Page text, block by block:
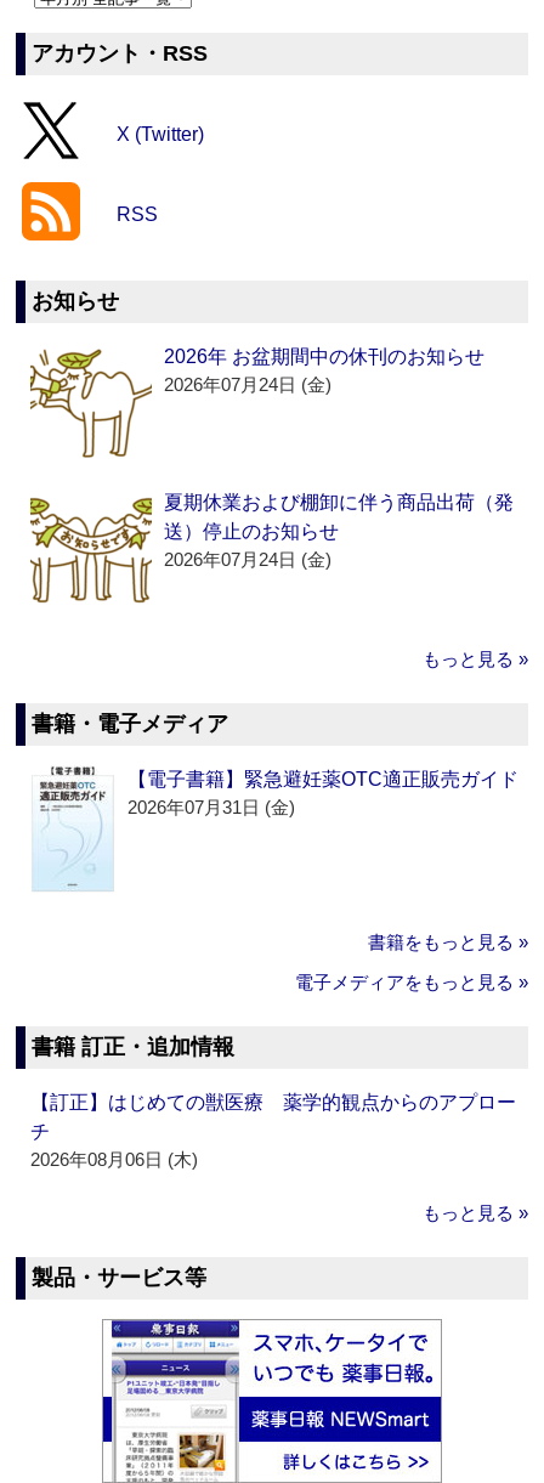
アカウント・RSS
X (Twitter)
RSS
お知らせ
2026年 お盆期間中の休刊のお知らせ
2026年07月24日 (金)
夏期休業および棚卸に伴う商品出荷（発
送）停止のお知らせ
2026年07月24日 (金)
もっと見る »
書籍・電子メディア
【電子書籍】緊急避妊薬OTC適正販売ガイド
2026年07月31日 (金)
書籍をもっと見る »
電子メディアをもっと見る »
書籍 訂正・追加情報
【訂正】はじめての獣医療 薬学的観点からのアプロー
チ
2026年08月06日 (木)
もっと見る »
製品・サービス等